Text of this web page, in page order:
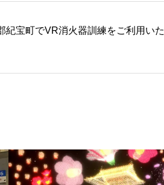
紀宝町でVR消火器訓練をご利用いた